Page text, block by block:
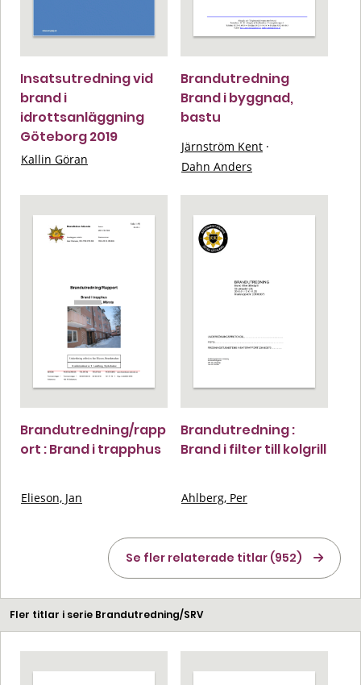
Insatsutredning vid
brand i
idrottsanläggning
Göteborg 2019
Kallin Göran
Brandutredning
Brand i byggnad,
bastu
Järnström Kent ·
Dahn Anders
Brandutredning/rapp
ort : Brand i trapphus
Elieson, Jan
Brandutredning :
Brand i filter till kolgrill
Ahlberg, Per
Se fler relaterade titlar (952)
Fler titlar i serie Brandutredning/SRV